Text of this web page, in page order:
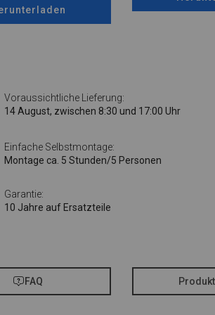
Voraussichtliche Lieferung:
14 August, zwischen 8:30 und 17:00 Uhr
Einfache Selbstmontage:
Montage ca. 5 Stunden/5 Personen
Garantie:
10 Jahre auf Ersatzteile
FAQ